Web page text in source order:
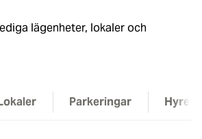
lägenheter, lokaler och
Parkeringar